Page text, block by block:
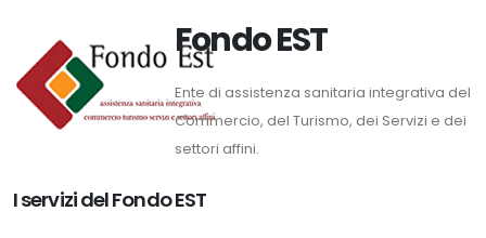
Fondo EST
Ente di assistenza sanitaria integrativa del
Commercio, del Turismo, dei Servizi e dei
settori affini.
I servizi del Fondo EST